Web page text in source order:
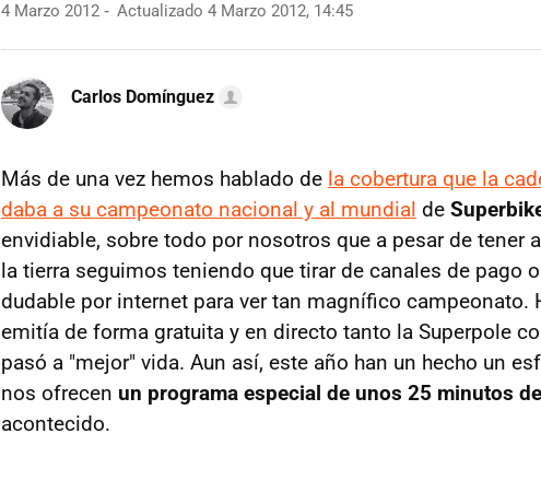
4 Marzo 2012 Actualizado 4 Marzo 2012, 14:45
Carlos Domínguez
Más de una vez hemos hablado de la cobertura que la
daba a su campeonato nacional y al mundial de
envidiable, sobre todo por nosotros que a pesar de tener
la tierra seguimos teniendo que tirar de canales de pago
dudable por internet para ver tan magnífico campeonato.
emitía de forma gratuita y en directo tanto la Superpole
pasó a "mejor" vida. Aun así, este año han un hecho un
nos ofrecen un programa especial de unos 25 minutos
acontecido.